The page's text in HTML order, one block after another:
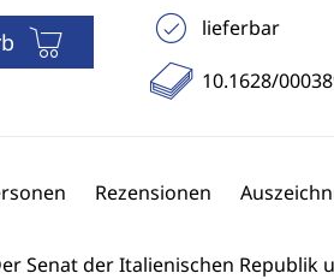
lieferbar
10.1628/
Rezensionen
Senat der Italienischen